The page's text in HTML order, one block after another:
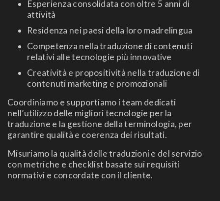
Esperienza consolidata con oltre 5 anni di
attività
Residenza nei paesi della loro madrelingua
Competenza nella traduzione di contenuti
relativi alle tecnologie più innovative
Creatività e propositività nella traduzione di
contenuti marketing e promozionali
Coordiniamo e supportiamo i team dedicati
nell’utilizzo delle migliori tecnologie per la
traduzione e la gestione della terminologia, per
garantire qualità e coerenza dei risultati.
Misuriamo la qualità delle traduzioni e del servizio
con metriche e checklist basate sui requisiti
normativi e concordate con il cliente.